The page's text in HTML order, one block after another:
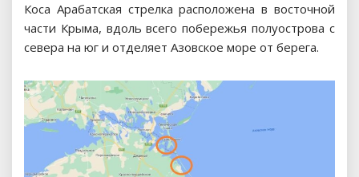
Коса Арабатская стрелка расположена в восточной
части Крыма, вдоль всего побережья полуострова с
севера на юг и отделяет Азовское море от берега.